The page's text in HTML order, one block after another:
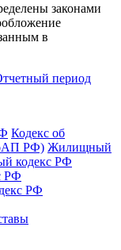
законами
в
период
Кодекс об
РФ) Жилищный
кодекс РФ
РФ
РФ